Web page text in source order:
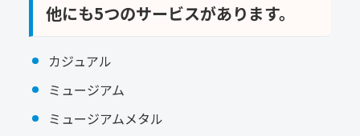
他にも5つのサービスがあります。
カジュアル
ミュージアム
ミュージアムメタル